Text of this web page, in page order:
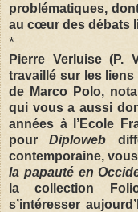
problématiques,
au cœur des débats
*
Pierre Verluise (P.
travaillé sur les liens
de Marco Polo,
qui vous a aussi
années à l’Ecole
pourDiploweb
contemporaine,
la papauté en
la collection
s’intéresser